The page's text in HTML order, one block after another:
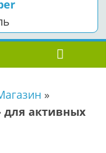
»
для активных